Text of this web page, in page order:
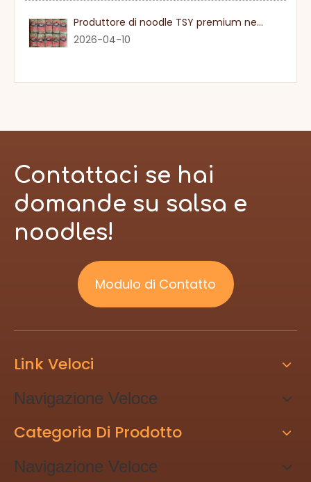
Produttore di noodle TSY premium nel Guangdong
2026-04-10
Contattaci se hai
domande su salsa e
noodles!
Modulo di Contatto
Link Veloci
Navigazione Veloce
Categoria Di Prodotto
Navigazione Veloce